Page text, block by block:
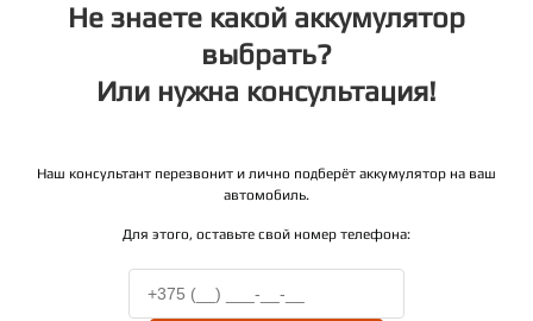
Не знаете какой аккумулятор
выбрать?
Или нужна консультация!
Наш консультант перезвонит и лично подберёт аккумулятор на ваш
автомобиль.
Для этого, оставьте свой номер телефона: